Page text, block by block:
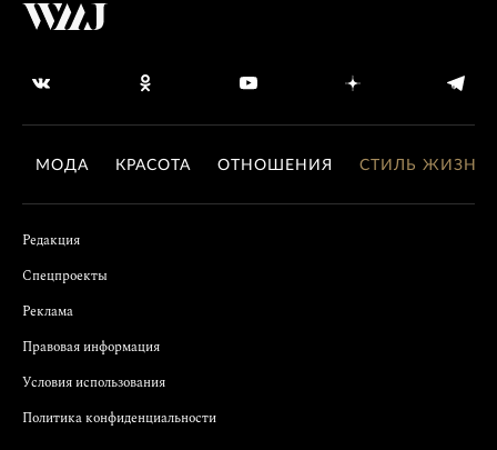
МОДА КРАСОТА ОТНОШЕНИЯ СТИЛЬ ЖИЗНИ
Редакция
Спецпроекты
Реклама
Правовая информация
Условия использования
Политика конфиденциальности